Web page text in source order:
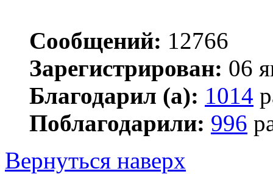
Сообщений: 12766
Зарегистрирован: 06
Благодарил (а): 1014
Поблагодарили: 996
Вернуться наверх